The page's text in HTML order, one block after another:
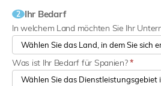
2 Ihr Bedarf
In welchem Land möchten Sie Ihr
Was ist Ihr Bedarf für Spanien?*